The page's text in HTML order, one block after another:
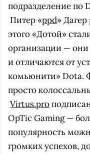
подразделение по
Питер «ppd» Дагер
этого «Дотой»
организации —
и отличаются от
комьюнити» Dota.
просто
Virtus.pro
OpTic Gaming —
популярность
громких успехов,